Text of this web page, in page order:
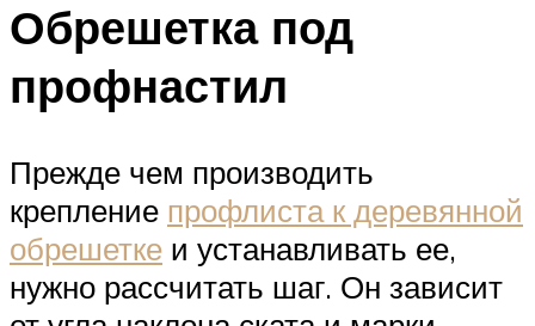
Обрешетка под
профнастил
Прежде чем производить
крепление профлиста к деревянной
обрешетке и устанавливать ее,
нужно рассчитать шаг. Он зависит